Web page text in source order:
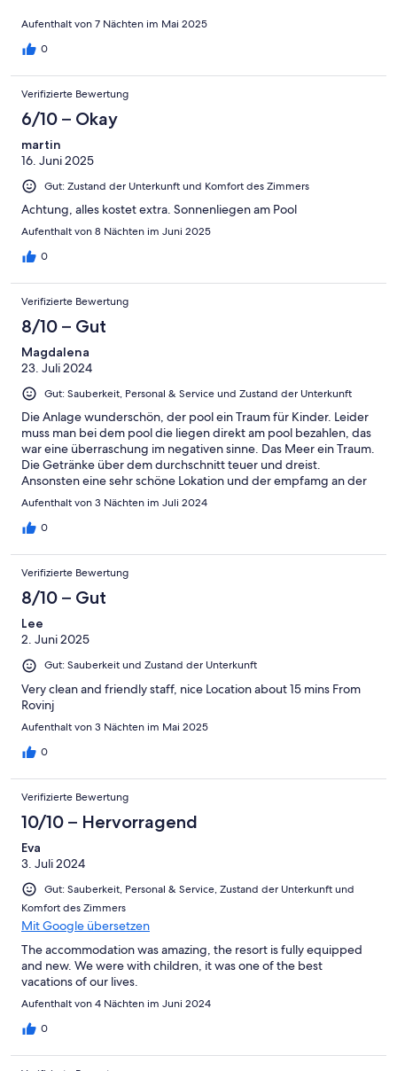
Aufenthalt von 7 Nächten im Mai 2025
0
Verifizierte Bewertung
6/10 – Okay
martin
16. Juni 2025
Gut: Zustand der Unterkunft und Komfort des Zimmers
Achtung, alles kostet extra. Sonnenliegen am Pool
Aufenthalt von 8 Nächten im Juni 2025
0
Verifizierte Bewertung
8/10 – Gut
Magdalena
23. Juli 2024
Gut: Sauberkeit, Personal & Service und Zustand der Unterkunft
Die Anlage wunderschön, der pool ein Traum für Kinder. Leider
muss man bei dem pool die liegen direkt am pool bezahlen, das
war eine überraschung im negativen sinne. Das Meer ein Traum.
Die Getränke über dem durchschnitt teuer und dreist.
Ansonsten eine sehr schöne Lokation und der empfamg an der
rezeption war sehr freundlich und informativ.
Aufenthalt von 3 Nächten im Juli 2024
0
Verifizierte Bewertung
8/10 – Gut
Lee
2. Juni 2025
Gut: Sauberkeit und Zustand der Unterkunft
Very clean and friendly staff, nice Location about 15 mins From
Rovinj
Aufenthalt von 3 Nächten im Mai 2025
0
Verifizierte Bewertung
10/10 – Hervorragend
Eva
3. Juli 2024
Gut: Sauberkeit, Personal & Service, Zustand der Unterkunft und
Komfort des Zimmers
Mit Google übersetzen
The accommodation was amazing, the resort is fully equipped
and new. We were with children, it was one of the best
vacations of our lives.
Aufenthalt von 4 Nächten im Juni 2024
0